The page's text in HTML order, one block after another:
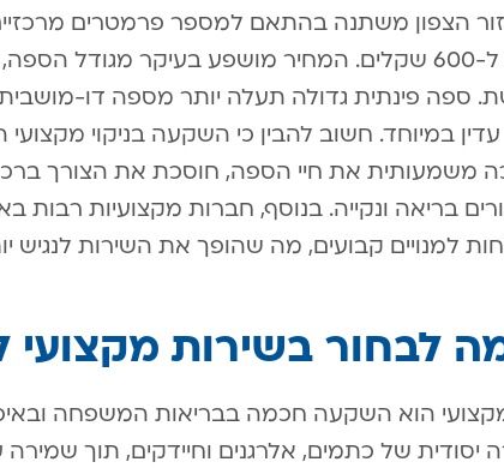
הצפון משתנה בהתאם למספר פרמטרים
הממוצע נע בין 200 ל-600 שקלים. המחיר מושפע בעיקר
ספה פינתית גדולה תעלה יותר מספה דו-
במיוחד. חשוב להבין כי השקעה בניקוי
משמעותית את חיי הספה, חוסכת את הצורך
בריאה ונקייה. בנוסף, חברות מקצועיות רבות
למנויים קבועים, מה שהופך את השירות לנגיש
לבחור בשירות מקצועי
הוא השקעה חכמה בבריאות המשפחה
יסודית של כתמים, אלרגנים וחיידקים, תוך